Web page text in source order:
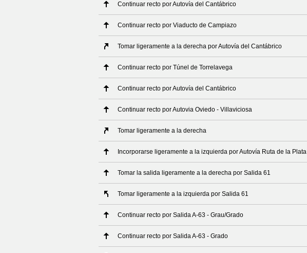
Continuar recto por Autovía del Cantábrico
Continuar recto por Viaducto de Campiazo
Tomar ligeramente a la derecha por Autovía del Cantábrico
Continuar recto por Túnel de Torrelavega
Continuar recto por Autovía del Cantábrico
Continuar recto por Autovia Oviedo - Villaviciosa
Tomar ligeramente a la derecha
Incorporarse ligeramente a la izquierda por Autovía Ruta de la Plata
Tomar la salida ligeramente a la derecha por Salida 61
Tomar ligeramente a la izquierda por Salida 61
Continuar recto por Salida A-63 - Grau/Grado
Continuar recto por Salida A-63 - Grado